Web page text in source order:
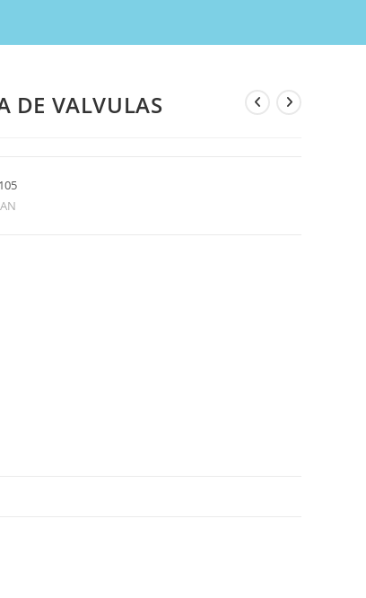
DE VALVULAS